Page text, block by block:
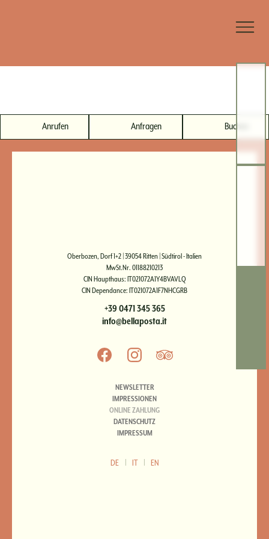
Anrufen Anfragen Buchen
Oberbozen, Dorf 1+2 | 39054 Ritten | Südtirol - Italien
MwSt.Nr. 01188210213
CIN Haupthaus: IT021072A1Y4BVAVLQ
CIN Dependance: IT021072A1F7NHCGRB
+39 0471 345 365
info@bellaposta.it
NEWSLETTER
IMPRESSIONEN
ONLINE ZAHLUNG
DATENSCHUTZ
IMPRESSUM
DE IT EN